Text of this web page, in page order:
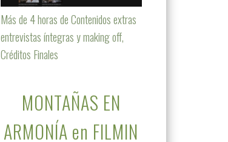
Más de 4 horas de Contenidos extras
entrevistas íntegras y making off,
Créditos Finales
MONTAÑAS EN
ARMONÍA en FILMIN